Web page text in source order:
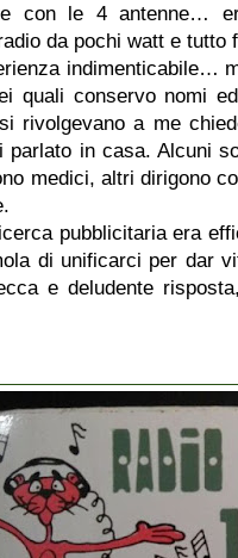
con le 4 antenne…
da pochi watt e tutto
indimenticabile…
quali conservo nomi
rivolgevano a me
parlato in casa. Alcuni
medici, altri dirigono
pubblicitaria era
di unificarci per dar
e deludente